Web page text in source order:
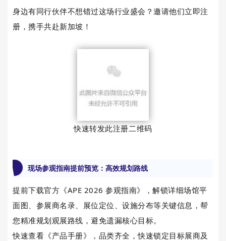
身边有同行伙伴不想错过这场行业盛会？邀请他们立即注
册，携手共赴新加坡！
快速转发此注册二维码
现场参观指南提前预览：高效规划路线
提前下载官方《APE 2026 参观指南》，解锁详细场馆平
面图、参展商名录、展位定位、设施分布等关键信息，帮
您精准规划观展路线，避免遗漏核心目标。
快速查看《产品手册》，品类齐全，快速锁定目标展商及